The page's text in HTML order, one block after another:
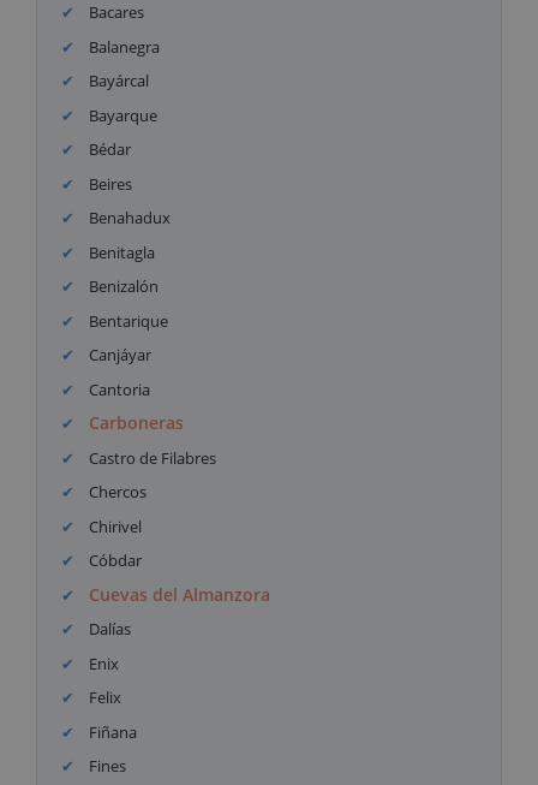
Bacares
Balanegra
Bayárcal
Bayarque
Bédar
Beires
Benahadux
Benitagla
Benizalón
Bentarique
Canjáyar
Cantoria
Carboneras
Castro de Filabres
Chercos
Chirivel
Cóbdar
Cuevas del Almanzora
Dalías
Enix
Felix
Fiñana
Fines